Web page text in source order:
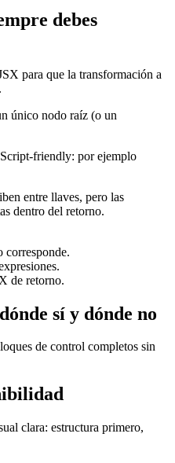
debes
para que la transformación a
único nodo raíz (o un
friendly: por ejemplo
entre llaves, pero las
dentro del retorno.
corresponde.
de retorno.
sí y dónde no
de control completos sin
clara: estructura primero,